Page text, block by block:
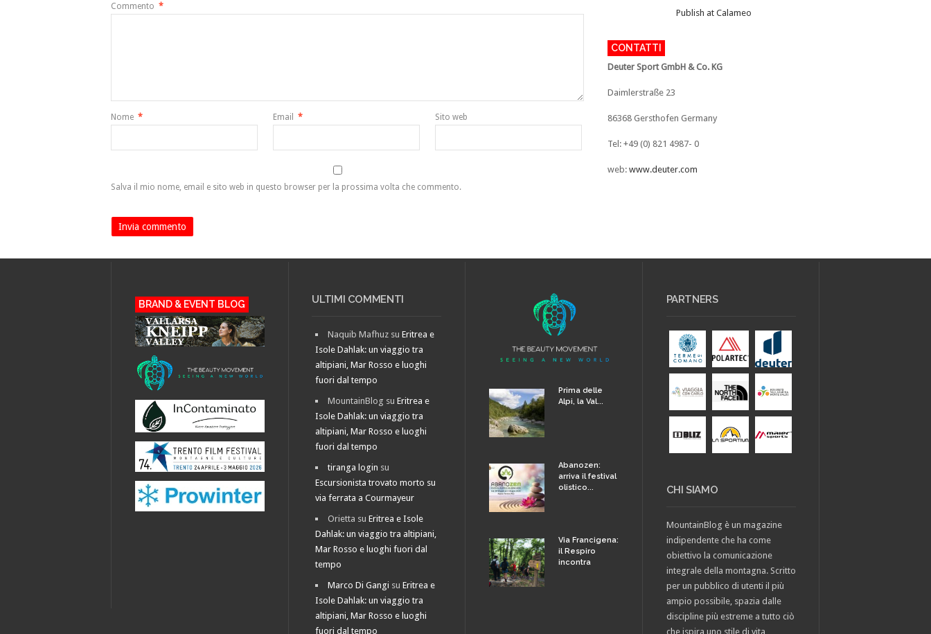
Commento *
Nome * Email * Sito web
Salva il mio nome, email e sito web in questo browser per la prossima volta che commento.
Publish at Calameo
CONTATTI
Deuter Sport GmbH & Co. KG
Daimlerstraße 23
86368 Gersthofen Germany
Tel: +49 (0) 821 4987- 0
web: www.deuter.com
BRAND & EVENT BLOG ULTIMI COMMENTI
Naquib Mafhuz suEritrea e
Isole Dahlak: un viaggio tra
altipiani, Mar Rosso e luoghi
fuori dal tempo
MountainBlog suEritrea e
Isole Dahlak: un viaggio tra
altipiani, Mar Rosso e luoghi
fuori dal tempo
tiranga login su
Escursionista trovato morto su
via ferrata a Courmayeur
Orietta suEritrea e Isole
Dahlak: un viaggio tra altipiani,
Mar Rosso e luoghi fuori dal
tempo
Marco Di Gangi suEritrea e
Isole Dahlak: un viaggio tra
altipiani, Mar Rosso e luoghi
fuori dal tempo
Prima delle
Alpi, la Val...
Abanozen:
arriva il festival
olistico...
Via Francigena:
il Respiro
incontra
PARTNERS
CHI SIAMO
MountainBlog è un magazine
indipendente che ha come
obiettivo la comunicazione
integrale della montagna. Scritto
per un pubblico di utenti il più
ampio possibile, spazia dalle
discipline più estreme a tutto ciò
che ispira uno stile di vita